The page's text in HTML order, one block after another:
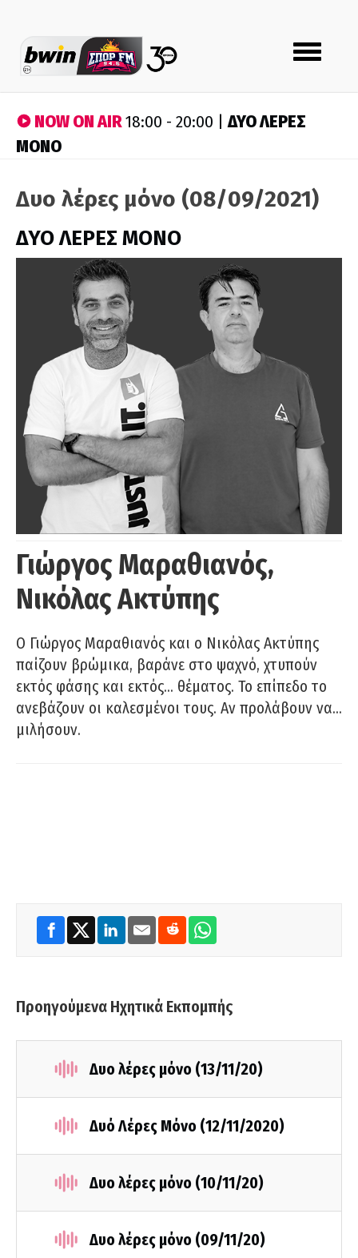
Toggle
navigation
NOW ON AIR18:00 - 20:00 |ΔΥΟ ΛΕΡΕΣ
ΜΟΝΟ
Δυο λέρες μόνο (08/09/2021)
ΔΥΟ ΛΕΡΕΣ ΜΟΝΟ
Γιώργος Μαραθιανός,
Νικόλας Ακτύπης
Ο Γιώργος Μαραθιανός και ο Νικόλας Ακτύπης
παίζουν βρώμικα, βαράνε στο ψαχνό, χτυπούν
εκτός φάσης και εκτός… θέματος. Το επίπεδο το
ανεβάζουν οι καλεσμένοι τους. Αν προλάβουν να…
μιλήσουν.
Προηγούμενα Ηχητικά Εκπομπής
Δυο λέρες μόνο (13/11/20)
Δυό Λέρες Μόνο (12/11/2020)
Δυο λέρες μόνο (10/11/20)
Δυο λέρες μόνο (09/11/20)